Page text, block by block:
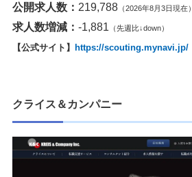
公開求人数： 219,788 （2026年8月3日現在）
求人数増減： -1,881 （先週比↓down）
【公式サイト】 https://scouting.mynavi.jp/
クライス＆カンパニー